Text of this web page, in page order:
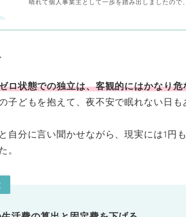
晴れて個人事業主として一歩を踏み出しましたので
ロ状態での独立は、客観的にはかなり危
子どもを抱えて、夜不安で眠れない日も
自分に言い聞かせながら、現実には1円
。